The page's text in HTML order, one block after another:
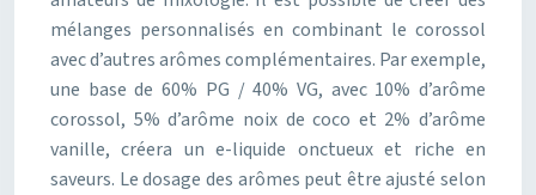
mélanges personnalisés en combinant le corossol
avec d’autres arômes complémentaires. Par exemple,
une base de 60% PG / 40% VG, avec 10% d’arôme
corossol, 5% d’arôme noix de coco et 2% d’arôme
vanille, créera un e-liquide onctueux et riche en
saveurs. Le dosage des arômes peut être ajusté selon